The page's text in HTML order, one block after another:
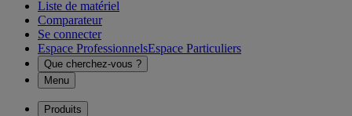
Liste de matériel
Comparateur
Se connecter
Espace ProfessionnelsEspace Particuliers
Que cherchez-vous ?
Menu
Produits